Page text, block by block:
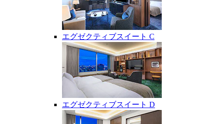
エグゼクティブスイート C
エグゼクティブスイート D